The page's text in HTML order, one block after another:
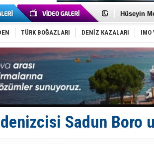
Hüseyin
Hat-San
Med
Tekne, su
Dışişleri
Depo ve
Kruvaziyer
SES
Denizlerin
TÜRK BOĞAZLARI DENİZ KAZALARI IMO
Sadun Boro